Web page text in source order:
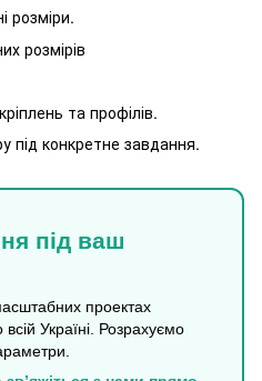
розміри.
розмірів
та профілів.
під конкретне завдання.
під ваш
проектах
Україні. Розрахуємо